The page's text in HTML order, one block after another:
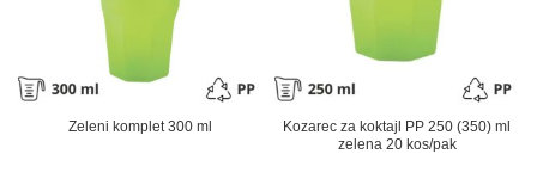
Zeleni komplet 300 ml
Kozarec za koktajl PP 250 (350) ml
zelena 20 kos/pak